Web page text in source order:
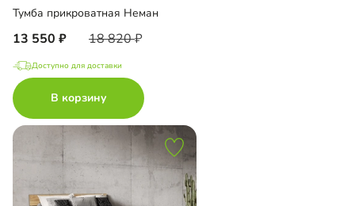
Тумба прикроватная Неман
13 550 18 820
Доступно для доставки
В корзину